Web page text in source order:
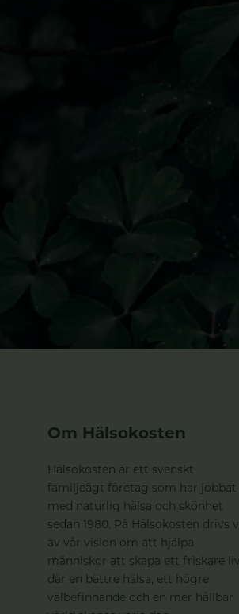
Om Hälsokosten
Hälsokosten är ett svenskt
familjeägt företag som har jobbat
med naturlig hälsa och skönhet
sedan 1980. På Hälsokosten drivs
av vår vision om att hjälpa
människor att skapa ett friskare liv
där en bättre hälsa, ett högre
välbefinnande och en mer hållbar